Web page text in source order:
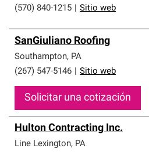
(570) 840-1215
Sitio web
SanGiuliano Roofing
Southampton, PA
(267) 547-5146
Sitio web
Solicitar una cotización
Hulton Contracting Inc.
Line Lexington, PA